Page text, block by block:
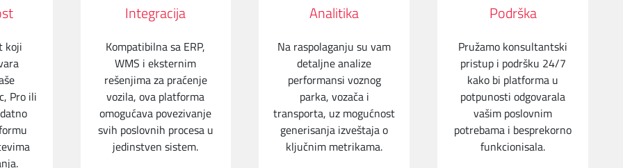
koji
Pro ili
Integracija
Kompatibilna sa ERP,
WMS i eksternim
rešenjima za praćenje
vozila, ova platforma
omogućava povezivanje
svih poslovnih procesa u
jedinstven sistem.
Analitika
Na raspolaganju su vam
detaljne analize
performansi voznog
parka, vozača i
transporta, uz mogućnost
generisanja izveštaja o
ključnim metrikama.
Podrška
Pružamo konsultantski
pristup i podršku 24/7
kako bi platforma u
potpunosti odgovarala
vašim poslovnim
potrebama i besprekorno
funkcionisala.